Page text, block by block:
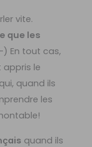
vite.
que les
En tout cas,
le
quand ils
les
quand ils